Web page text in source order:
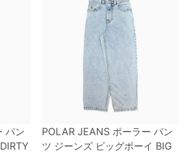
パン
DIRTY
POLAR JEANS ポーラー パン
ツ ジーンズ ビッグボーイ BIG